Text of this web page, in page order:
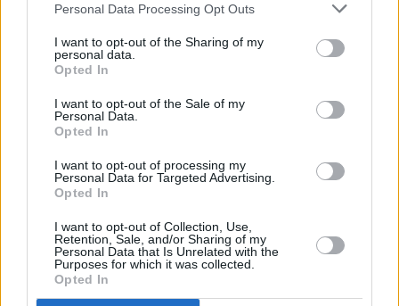
Personal Data Processing Opt Outs
I want to opt-out of the Sharing of my
personal data.
Opted In
I want to opt-out of the Sale of my
Personal Data.
Opted In
I want to opt-out of processing my
Personal Data for Targeted Advertising.
Opted In
I want to opt-out of Collection, Use,
Retention, Sale, and/or Sharing of my
Personal Data that Is Unrelated with the
Purposes for which it was collected.
Opted In
Programy ve 4K TV
CAID kódovacích
Identy v CA Viaccess
Identy v CA Seca
Identy v CA Nagravision
MTV Unlimited
O webu parabola.cz•O souborech cookies•
Dovolená u moře•Bazény